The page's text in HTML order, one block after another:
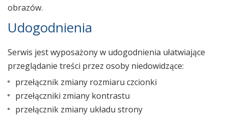
obrazów.
Udogodnienia
Serwis jest wyposażony w udogodnienia ułatwiające
przeglądanie treści przez osoby niedowidzące:
przełącznik zmiany rozmiaru czcionki
przełączniki zmiany kontrastu
przełącznik zmiany układu strony